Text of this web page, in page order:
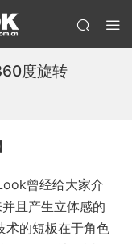
度旋转
曾经给大家介
且产生立体感的
术的短板在于角色